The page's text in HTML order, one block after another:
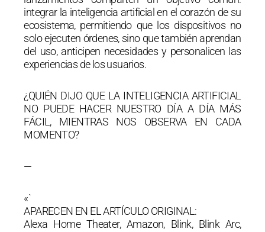
integrar la inteligencia artificial en el corazón de su
ecosistema, permitiendo que los dispositivos no
solo ejecuten órdenes, sino que también aprendan
del uso, anticipen necesidades y personalicen las
experiencias de los usuarios.
¿QUIÉN DIJO QUE LA INTELIGENCIA ARTIFICIAL
NO PUEDE HACER NUESTRO DÍA A DÍA MÁS
FÁCIL, MIENTRAS NOS OBSERVA EN CADA
MOMENTO?
—
«`
APARECEN EN EL ARTÍCULO ORIGINAL:
Alexa Home Theater, Amazon, Blink, Blink Arc,